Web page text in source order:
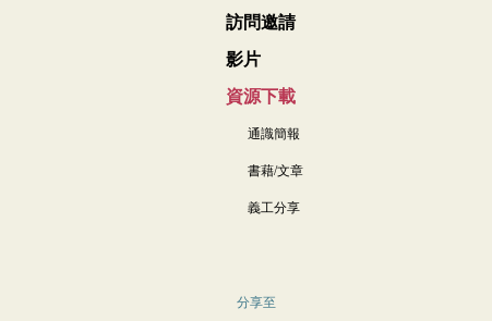
訪問邀請
影片
資源下載
通識簡報
書藉/文章
義工分享
分享至